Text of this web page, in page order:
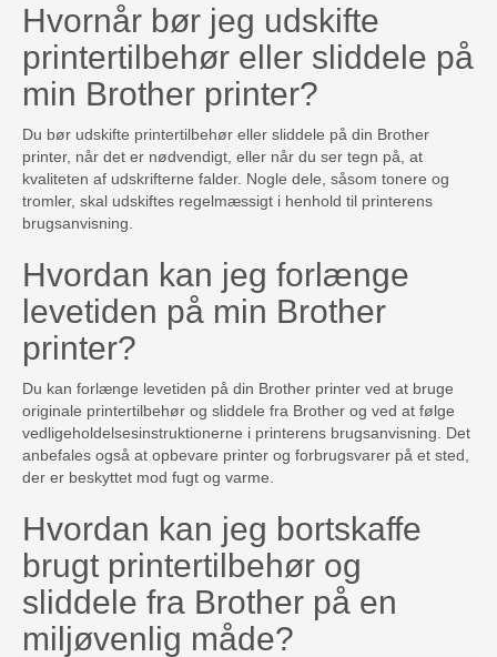
Hvornår bør jeg udskifte
printertilbehør eller sliddele på
min Brother printer?
Du bør udskifte printertilbehør eller sliddele på din Brother
printer, når det er nødvendigt, eller når du ser tegn på, at
kvaliteten af udskrifterne falder. Nogle dele, såsom tonere og
tromler, skal udskiftes regelmæssigt i henhold til printerens
brugsanvisning.
Hvordan kan jeg forlænge
levetiden på min Brother
printer?
Du kan forlænge levetiden på din Brother printer ved at bruge
originale printertilbehør og sliddele fra Brother og ved at følge
vedligeholdelsesinstruktionerne i printerens brugsanvisning. Det
anbefales også at opbevare printer og forbrugsvarer på et sted,
der er beskyttet mod fugt og varme.
Hvordan kan jeg bortskaffe
brugt printertilbehør og
sliddele fra Brother på en
miljøvenlig måde?